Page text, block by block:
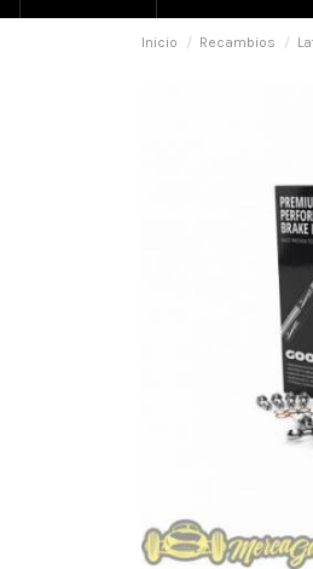
Inicio Recambios